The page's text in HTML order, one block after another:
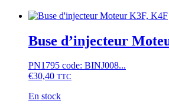
Buse d’injecteur
PN1795 code: BINJ008...
€30,40 TTC
En stock